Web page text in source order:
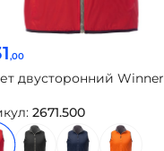
,00
двусторонний Winner
2671.500